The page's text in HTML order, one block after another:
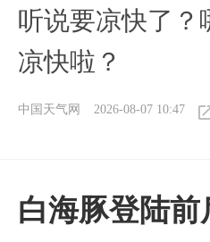
听说要凉快了？
凉快啦？
中国天气网 2026-08-07 10:47
白海豚登陆